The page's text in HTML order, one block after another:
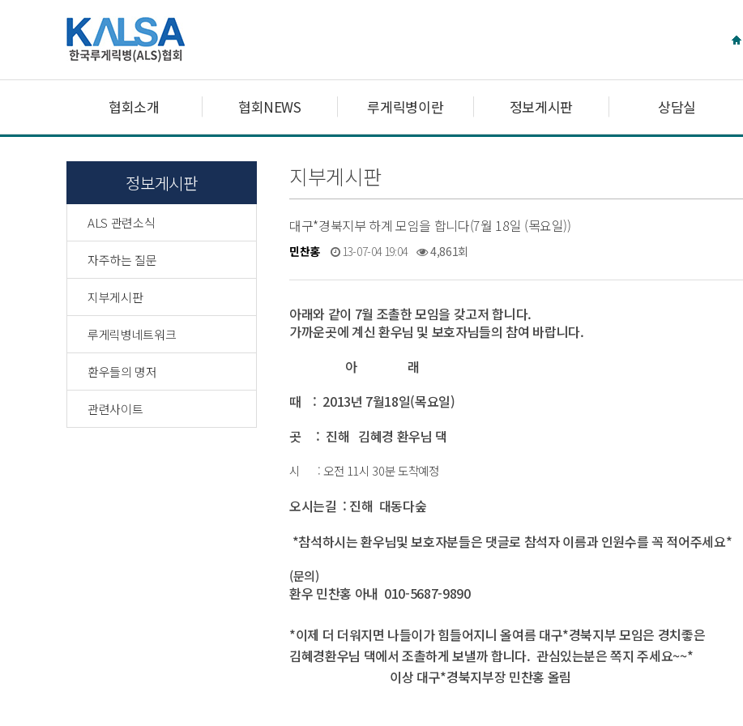
협회소개 협회NEWS 루게릭병이란 정보게시판 상담실
정보게시판
ALS 관련소식
자주하는 질문
지부게시판
루게릭병네트워크
환우들의 명저
관련사이트
지부게시판
대구*경북지부 하계 모임을 합니다(7월 18일 (목요일))
민찬홍 13-07-04 19:04 4,861회
아래와 같이 7월 조촐한 모임을 갖고저 합니다.
가까운곳에 계신 환우님 및 보호자님들의 참여 바랍니다.
아 래
때 : 2013년 7월18일(목요일)
곳 : 진해 김혜경 환우님 댁
시 : 오전 11시 30분 도착예정
오시는길 : 진해 대동다숲
*참석하시는 환우님및 보호자분들은 댓글로 참석자 이름과 인원수를 꼭 적어주세요*
(문의)
환우 민찬홍 아내 010-5687-9890
*이제 더 더워지면 나들이가 힘들어지니 올여름 대구*경북지부 모임은 경치좋은
김혜경환우님 댁에서 조촐하게 보낼까 합니다. 관심있는분은 쪽지 주세요~~*
이상 대구*경북지부장 민찬홍 올림